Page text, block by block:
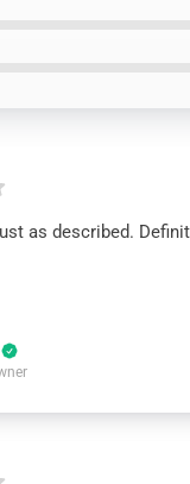
as described.